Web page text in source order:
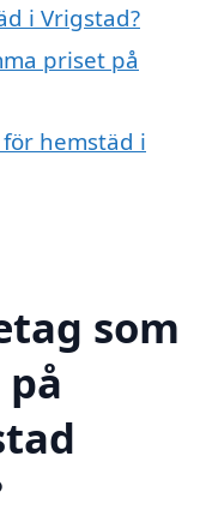
i Vrigstad?
priset på
hemstäd i
som